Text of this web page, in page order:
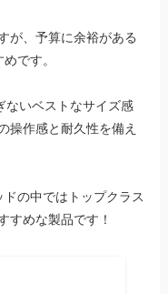
が、予算に余裕がある
です。
いベストなサイズ感
操作感と耐久性を備え
の中ではトップクラス
すめな製品です！